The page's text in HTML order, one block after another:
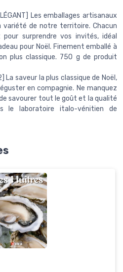
Les emballages artisanaux
de notre territoire. Chacun
surprendre vos invités, idéal
pour Noël. Finement emballé à
plus classique. 750 g de produit
La saveur la plus classique de Noël,
en compagnie. Ne manquez
savourer tout le goût et la qualité
le laboratoire italo-vénitien de